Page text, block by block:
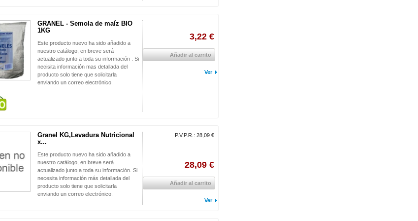
GRANEL - Semola de maíz BIO
1KG
Este producto nuevo ha sido añadido a
nuestro catálogo, en breve será
actualizado junto a toda su información . Si
necisita información mas detallada del
producto solo tiene que solicitarla
enviando un correo electrónico.
3,22 €
Añadir al carrito
Ver
Granel KG,Levadura Nutricional
x...
Este producto nuevo ha sido añadido a
nuestro catálogo, en breve será
actualizado junto a toda su información. Si
necesita información más detallada del
producto solo tiene que solicitarla
enviando un correo electrónico.
P.V.P.R.: 28,09 €
28,09 €
Añadir al carrito
Ver